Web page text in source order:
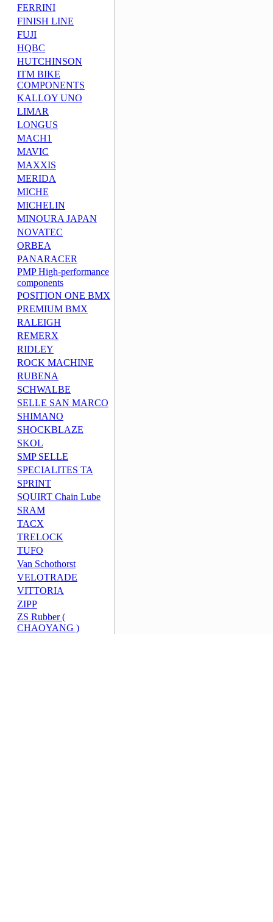
FERRINI
FINISH LINE
FUJI
HQBC
HUTCHINSON
ITM BIKE
COMPONENTS
KALLOY UNO
LIMAR
LONGUS
MACH1
MAVIC
MAXXIS
MERIDA
MICHE
MICHELIN
MINOURA JAPAN
NOVATEC
ORBEA
PANARACER
PMP High-performance
components
POSITION ONE BMX
PREMIUM BMX
RALEIGH
REMERX
RIDLEY
ROCK MACHINE
RUBENA
SCHWALBE
SELLE SAN MARCO
SHIMANO
SHOCKBLAZE
SKOL
SMP SELLE
SPECIALITES TA
SPRINT
SQUIRT Chain Lube
SRAM
TACX
TRELOCK
TUFO
Van Schothorst
VELOTRADE
VITTORIA
ZIPP
ZS Rubber (
CHAOYANG )